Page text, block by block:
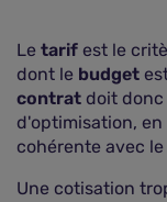
Le tarif est le
dont le budget
contrat doit
d'optimisation,
cohérente avec
Une cotisation